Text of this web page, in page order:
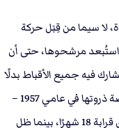
شديدة، لا سيما من قِبَل حركة
استُبعد مرشحوها، حتى أن
فيه جميع الأقباط بدلًا
من نظام المجمع الانتخابي، وقد بلغت المعارضة ذروتها في عامي 1957 –
1958، لدرجة أن تطبيق القانون لأول مرة استغرق قرابة 18 شهرًا، بينما ظل